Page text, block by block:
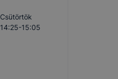
Csütörtök
14:25-15:05